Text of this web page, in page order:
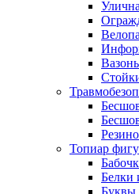
Топиар
Белки
Буквы